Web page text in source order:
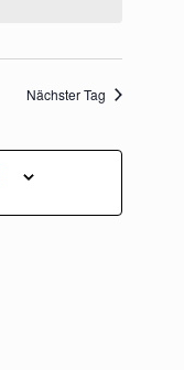
Nächster Tag